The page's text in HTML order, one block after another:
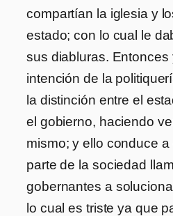
compartían la iglesia y
estado; con lo cual le
sus diabluras. Entonces
intención de la
la distinción entre el
el gobierno, haciendo
mismo; y ello conduce
parte de la sociedad
gobernantes a
lo cual es triste ya que